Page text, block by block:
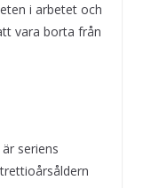
i arbetet och
vara borta från
seriens